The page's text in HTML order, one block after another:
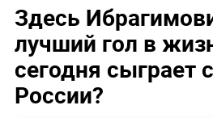
Здесь
лучший гол в
сегодня сыграет
России?